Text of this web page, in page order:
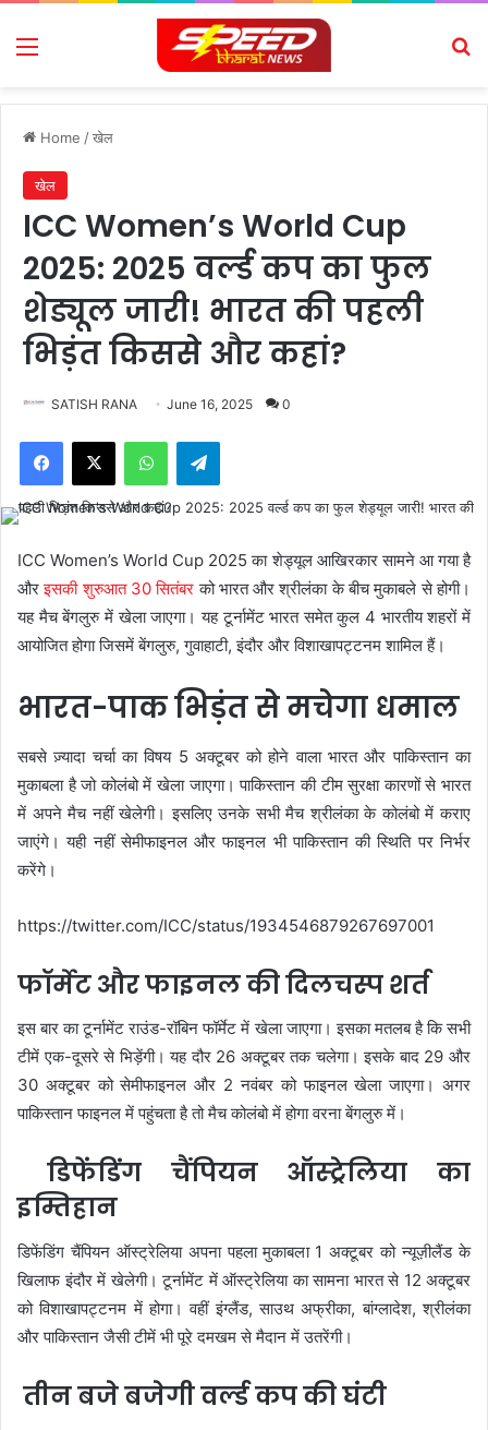
Menu
Home /खेल
खेल
ICC Women’s World Cup
2025: 2025 वर्ल्ड कप का फुल
शेड्यूल जारी! भारत की पहली
भिड़ंत किससे और कहां?
SATISH RANA June 16, 2025 0
Facebook
X WhatsAppTelegram
ICC Women’s World Cup 2025 का शेड्यूल आखिरकार सामने आ गया है
औरइसकी शुरुआत 30 सितंबर को भारत और श्रीलंका के बीच मुकाबले से होगी।
यह मैच बेंगलुरु में खेला जाएगा। यह टूर्नामेंट भारत समेत कुल 4 भारतीय शहरों में
आयोजित होगा जिसमें बेंगलुरु, गुवाहाटी, इंदौर और विशाखापट्टनम शामिल हैं।
भारत-पाक भिड़ंत से मचेगा धमाल
सबसे ज़्यादा चर्चा का विषय 5 अक्टूबर को होने वाला भारत और पाकिस्तान का
मुकाबला है जो कोलंबो में खेला जाएगा। पाकिस्तान की टीम सुरक्षा कारणों से भारत
में अपने मैच नहीं खेलेगी। इसलिए उनके सभी मैच श्रीलंका के कोलंबो में कराए
जाएंगे। यही नहीं सेमीफाइनल और फाइनल भी पाकिस्तान की स्थिति पर निर्भर
करेंगे।
https://twitter.com/ICC/status/1934546879267697001
फॉर्मेट और फाइनल की दिलचस्प शर्त
इस बार का टूर्नामेंट राउंड-रॉबिन फॉर्मेट में खेला जाएगा। इसका मतलब है कि सभी
टीमें एक-दूसरे से भिड़ेंगी। यह दौर 26 अक्टूबर तक चलेगा। इसके बाद 29 और
30 अक्टूबर को सेमीफाइनल और 2 नवंबर को फाइनल खेला जाएगा। अगर
पाकिस्तान फाइनल में पहुंचता है तो मैच कोलंबो में होगा वरना बेंगलुरु में।
डिफेंडिंग चैंपियन ऑस्ट्रेलिया का
इम्तिहान
डिफेंडिंग चैंपियन ऑस्ट्रेलिया अपना पहला मुकाबला 1 अक्टूबर को न्यूज़ीलैंड के
खिलाफ इंदौर में खेलेगी। टूर्नामेंट में ऑस्ट्रेलिया का सामना भारत से 12 अक्टूबर
को विशाखापट्टनम में होगा। वहीं इंग्लैंड, साउथ अफ्रीका, बांग्लादेश, श्रीलंका
और पाकिस्तान जैसी टीमें भी पूरे दमखम से मैदान में उतरेंगी।
तीन बजे बजेगी वर्ल्ड कप की घंटी